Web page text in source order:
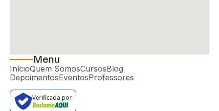
Menu
InícioQuem SomosCursosBlog
DepoimentosEventosProfessores
Verificada por